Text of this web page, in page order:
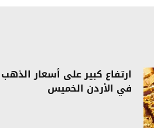
ارتفاع كبير على أسعار الذهب
في الأردن الخميس